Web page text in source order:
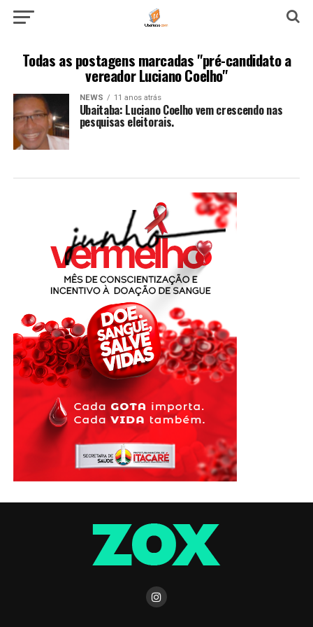
Todas as postagens marcadas "pré-candidato a
vereador Luciano Coelho"
NEWS 11 anos atrás
Ubaitaba: Luciano Coelho vem crescendo nas
pesquisas eleitorais.